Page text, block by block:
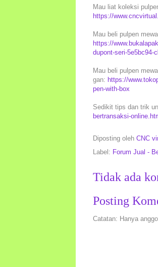
Mau liat koleksi
https://
Mau beli pulpen
https://
dupont-seri-5e5bc94-
Mau beli pulpen
gan: https://
pen-with-box
Sedikit tips dan trik
bertransaksi-
Diposting oleh CNC
Label: Forum Jual -
Tidak ada
Posting
Catatan: Hanya